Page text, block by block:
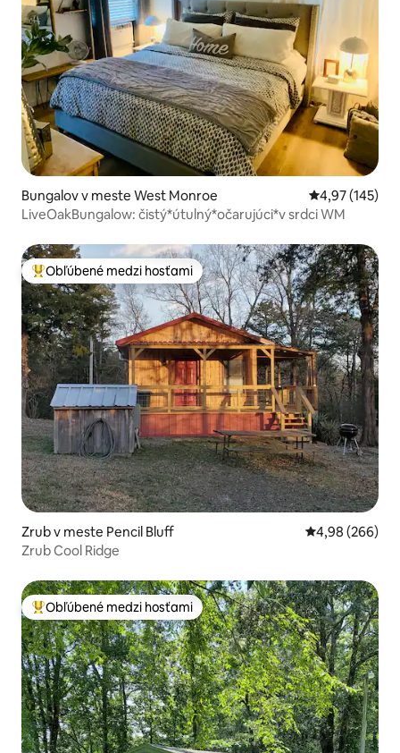
Bungalov v meste West Monroe Priemerné
4,97 (145)
LiveOakBungalow: čistý*útulný*očarujúci*v srdci WM
Najobľúbenejšie medzi hosťami
Obľúbené medzi hosťami
Zrub v meste Pencil Bluff Priemerné
4,98 (266)
Zrub Cool Ridge
Najobľúbenejšie medzi hosťami
Obľúbené medzi hosťami